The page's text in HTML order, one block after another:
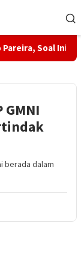
Ini?
GMNI
berada dalam